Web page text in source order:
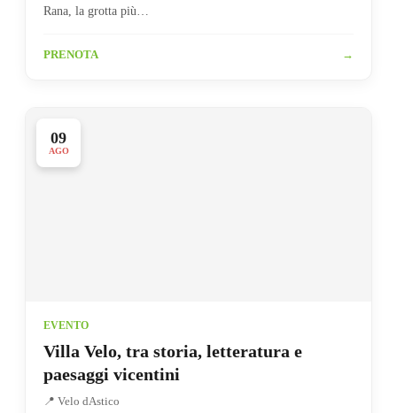
Rana, la grotta più…
PRENOTA →
09
AGO
EVENTO
Villa Velo, tra storia, letteratura e
paesaggi vicentini
📍 Velo dAstico